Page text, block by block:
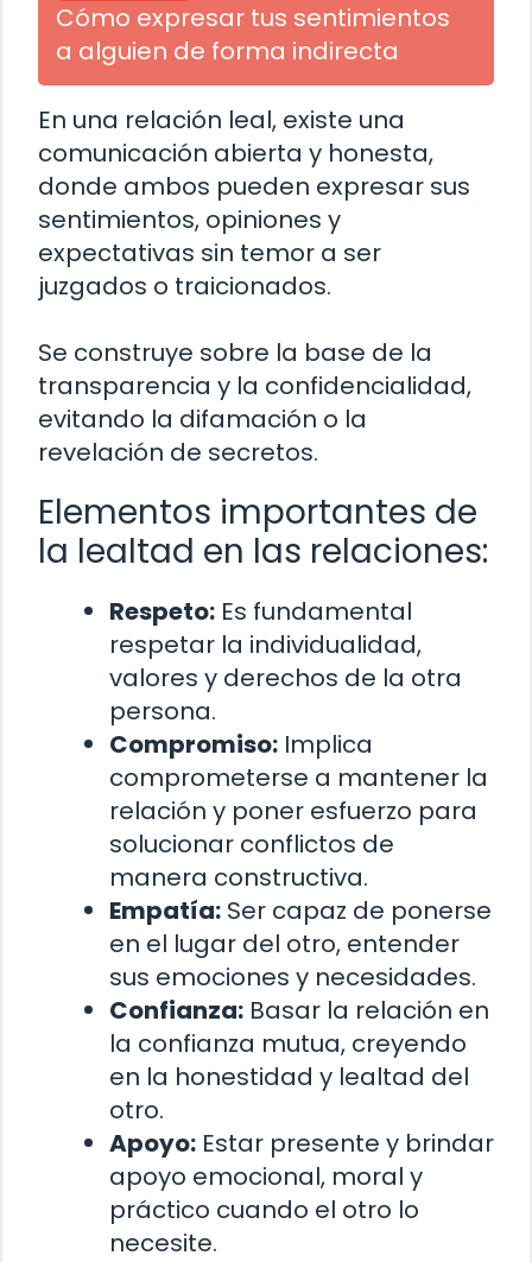
Cómo expresar tus sentimientos
a alguien de forma indirecta
En una relación leal, existe una
comunicación abierta y honesta,
donde ambos pueden expresar sus
sentimientos, opiniones y
expectativas sin temor a ser
juzgados o traicionados.
Se construye sobre la base de la
transparencia y la confidencialidad,
evitando la difamación o la
revelación de secretos.
Elementos importantes de
la lealtad en las relaciones:
Respeto: Es fundamental
respetar la individualidad,
valores y derechos de la otra
persona.
Compromiso: Implica
comprometerse a mantener la
relación y poner esfuerzo para
solucionar conflictos de
manera constructiva.
Empatía: Ser capaz de ponerse
en el lugar del otro, entender
sus emociones y necesidades.
Confianza: Basar la relación en
la confianza mutua, creyendo
en la honestidad y lealtad del
otro.
Apoyo: Estar presente y brindar
apoyo emocional, moral y
práctico cuando el otro lo
necesite.